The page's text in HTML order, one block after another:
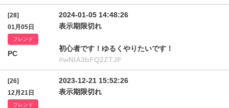
[28]
01月05日
フレンド
PC
2024-01-05 14:48:26
表示期限切れ
初心者です！ゆるくやりたいです！
#wNlA3bFQ2ZTJF
[26]
12月21日
フレンド
2023-12-21 15:52:26
表示期限切れ